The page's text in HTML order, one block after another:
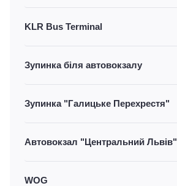
KLR Bus Terminal
Зупинка біля автовокзалу
Зупинка "Галицьке Перехрестя"
Автовокзал "Центральний Львів"
WOG